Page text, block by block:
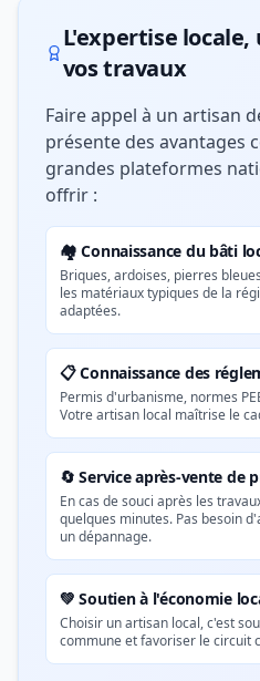
L'expertise
vos travaux
Faire appel à un artisan
présente des avantages
grandes plateformes
offrir :
🏘️ Connaissance du bâti
Briques, ardoises, pierres
les matériaux typiques de la
adaptées.
📋 Connaissance des
Permis d'urbanisme, normes
Votre artisan local maîtrise le
🔄 Service après-vente de
En cas de souci après les
quelques minutes. Pas besoin
un dépannage.
💚 Soutien à l'économie
Choisir un artisan local, c'est
commune et favoriser le circuit